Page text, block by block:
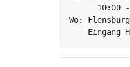
10:00
Wo:
Eingang